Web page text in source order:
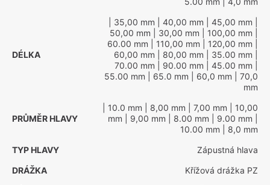
DÉLKA
| 35,00 mm | 40,00 mm | 45,00 mm
50,00 mm | 30,00 mm | 100,00 mm
60.00 mm | 110,00 mm | 120,00 mm
60,00 mm | 80,00 mm | 35.00 mm
70.00 mm | 90.00 mm | 45.00 mm
55.00 mm | 65.0 mm | 60,0 mm | 70,0
mm
PRŮMĚR HLAVY
| 10.0 mm | 8,00 mm | 7,00 mm | 10,00
mm | 9,00 mm | 8.00 mm | 9.00 mm
10.00 mm | 8,0 mm
TYP HLAVY
Zápustná hlava
DRÁŽKA
Křížová drážka PZ